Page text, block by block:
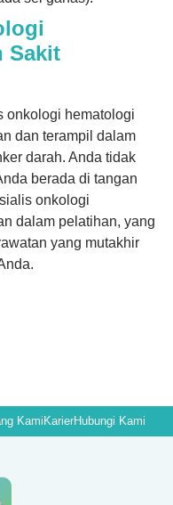
Sakit
onkologi hematologi
dan terampil dalam
darah. Anda tidak
berada di tangan
onkologi
dalam pelatihan, yang
yang mutakhir
KamiKarierHubungi Kami